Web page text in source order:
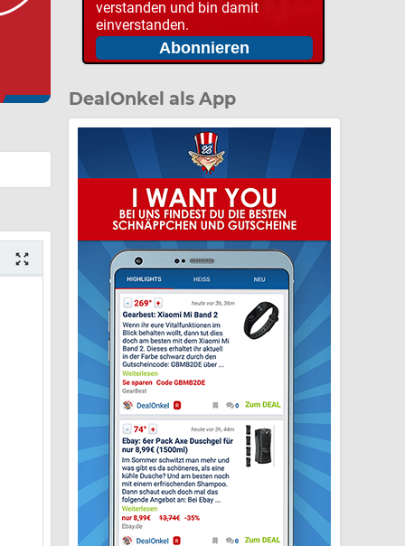
verstanden und bin damit
einverstanden.
DealOnkel als App